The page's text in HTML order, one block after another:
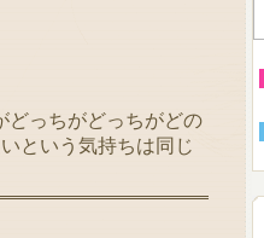
どっちがどっちがどの
という気持ちは同じ